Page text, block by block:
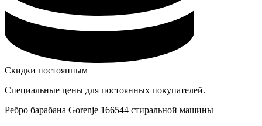
Скидки постоянным
Специальные цены для постоянных покупателей.
Ребро барабана Gorenje 166544 стиральной машины